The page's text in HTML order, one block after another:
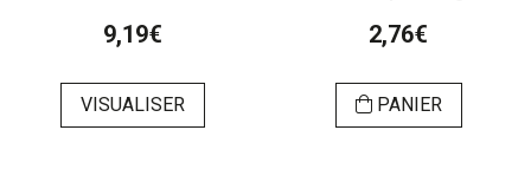
9,19€
VISUALISER
2,76€
PANIER